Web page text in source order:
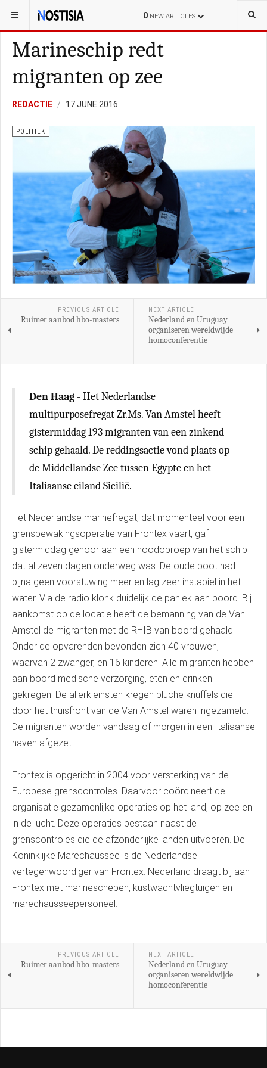
0 NEW ARTICLES
YOU ARE HERE: NEDERLAND POLITIEK
Marineschip redt
migranten op zee
REDACTIE 17 JUNE 2016
POLITIEK
PREVIOUS ARTICLE
Ruimer aanbod hbo-masters
NEXT ARTICLE
Nederland en Uruguay
organiseren wereldwijde
homoconferentie
Den Haag - Het Nederlandse
multipurposefregat Zr.Ms. Van Amstel heeft
gistermiddag 193 migranten van een zinkend
schip gehaald. De reddingsactie vond plaats op
de Middellandse Zee tussen Egypte en het
Italiaanse eiland Sicilië.
Het Nederlandse marinefregat, dat momenteel voor een
grensbewakingsoperatie van Frontex vaart, gaf
gistermiddag gehoor aan een noodoproep van het schip
dat al zeven dagen onderweg was. De oude boot had
bijna geen voorstuwing meer en lag zeer instabiel in het
water. Via de radio klonk duidelijk de paniek aan boord. Bij
aankomst op de locatie heeft de bemanning van de Van
Amstel de migranten met de RHIB van boord gehaald.
Onder de opvarenden bevonden zich 40 vrouwen,
waarvan 2 zwanger, en 16 kinderen. Alle migranten hebben
aan boord medische verzorging, eten en drinken
gekregen. De allerkleinsten kregen pluche knuffels die
door het thuisfront van de Van Amstel waren ingezameld.
De migranten worden vandaag of morgen in een Italiaanse
haven afgezet.
Frontex is opgericht in 2004 voor versterking van de
Europese grenscontroles. Daarvoor coördineert de
organisatie gezamenlijke operaties op het land, op zee en
in de lucht. Deze operaties bestaan naast de
grenscontroles die de afzonderlijke landen uitvoeren. De
Koninklijke Marechaussee is de Nederlandse
vertegenwoordiger van Frontex. Nederland draagt bij aan
Frontex met marineschepen, kustwachtvliegtuigen en
marechausseepersoneel.
PREVIOUS ARTICLE
Ruimer aanbod hbo-masters
NEXT ARTICLE
Nederland en Uruguay
organiseren wereldwijde
homoconferentie